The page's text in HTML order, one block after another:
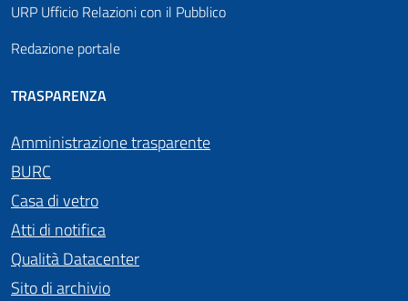
URP Ufficio Relazioni con il Pubblico
Redazione portale
TRASPARENZA
Amministrazione trasparente
BURC
Casa di vetro
Atti di notifica
Qualità Datacenter
Sito di archivio